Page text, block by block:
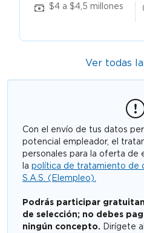
$4 a $4,5 millones
Ver todas
Con el envío de tus datos
potencial empleador, el
personales para la oferta de
la política de tratamiento de
S.A.S. (Elempleo).
Podrás participar
de selección; no debes
ningún concepto. Dirígete